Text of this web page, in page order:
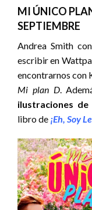
MI ÚNICO
SEPTIEMBRE
Andrea Smith
escribir en
encontrarnos con
Mi plan D.
ilustraciones
libro de ¡Eh, Soy